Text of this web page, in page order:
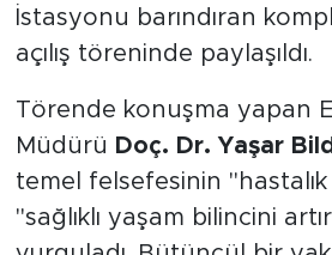
İstasyonu barındıran
açılış töreninde paylaşıldı.
Törende konuşma yapan
Müdürü Doç. Dr. Yaşar
temel felsefesinin
"sağlıklı yaşam bilincini